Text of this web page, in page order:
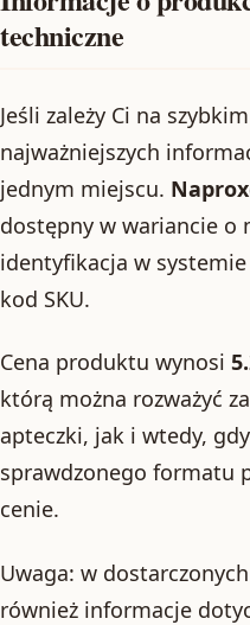
techniczne
Jeśli zależy Ci na
najważniejszych
jednym miejscu.
dostępny w wariancie o
identyfikacja w
kod SKU.
Cena produktu wynosi
którą można rozważyć
apteczki, jak i wtedy,
sprawdzonego formatu
cenie.
Uwaga: w
również informacje